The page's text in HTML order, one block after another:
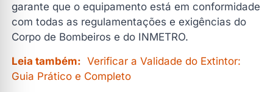
Nível 3 – Revisão Completa com Teste Hidrostático:
Como verificar se o extintor possui o selo INMETRO?
selo INMETRO extintor?
Perguntas Frequentes sobre o Selo INMETRO Extintor
garante que o equipamento está em conformidade
com todas as regulamentações e exigências do
Corpo de Bombeiros e do INMETRO.
Leia também: Verificar a Validade do Extintor:
Guia Prático e Completo